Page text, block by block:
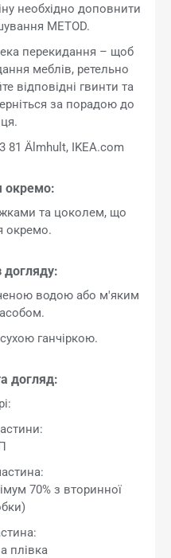
необхідно доповнити
METOD.
перекидання – щоб
меблів, ретельно
відповідні гвинти та
за порадою до
81 Älmhult, IKEA.com
окремо:
та цоколем, що
окремо.
догляду:
водою або м'яким
ганчіркою.
догляд:
70% з вторинної
плівка